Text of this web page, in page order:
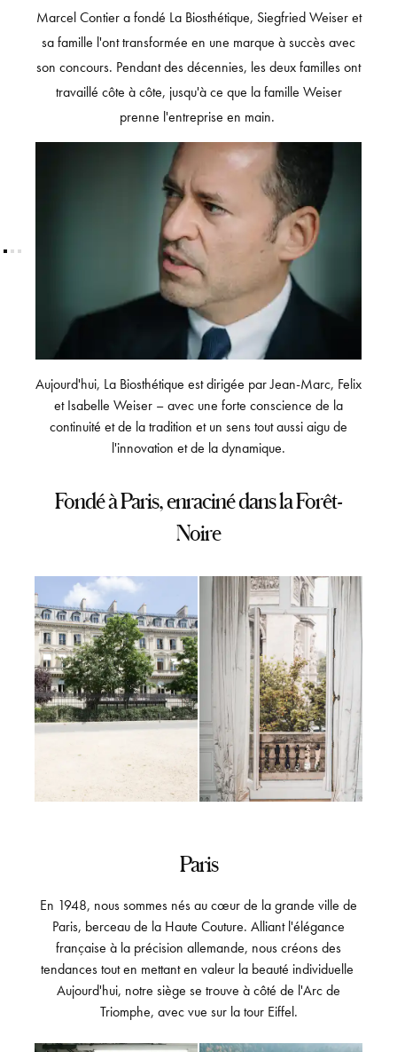
Marcel Contier a fondé La Biosthétique, Siegfried Weiser et
sa famille l'ont transformée en une marque à succès avec
son concours. Pendant des décennies, les deux familles ont
travaillé côte à côte, jusqu'à ce que la famille Weiser
prenne l'entreprise en main.
Aujourd'hui, La Biosthétique est dirigée par Jean-Marc, Felix
et Isabelle Weiser – avec une forte conscience de la
continuité et de la tradition et un sens tout aussi aigu de
l'innovation et de la dynamique.
Fondé à Paris, enraciné dans la Forêt-
Noire
Paris
En 1948, nous sommes nés au cœur de la grande ville de
Paris, berceau de la Haute Couture. Alliant l'élégance
française à la précision allemande, nous créons des
tendances tout en mettant en valeur la beauté individuelle
Aujourd'hui, notre siège se trouve à côté de l'Arc de
Triomphe, avec vue sur la tour Eiffel.